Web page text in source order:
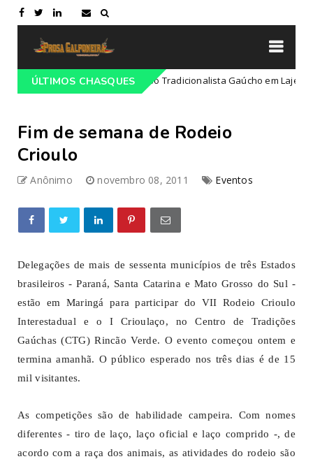
ÚLTIMOS CHASQUES
do 68º Congresso Tradicionalista Gaúcho em Lajeado-RS
Fim de semana de Rodeio
Crioulo
Anônimo novembro 08, 2011 Eventos
Delegações de mais de sessenta municípios de três Estados
brasileiros - Paraná, Santa Catarina e Mato Grosso do Sul -
estão em Maringá para participar do VII Rodeio Crioulo
Interestadual e o I Crioulaço, no Centro de Tradições
Gaúchas (CTG) Rincão Verde. O evento começou ontem e
termina amanhã. O público esperado nos três dias é de 15
mil visitantes.
As competições são de habilidade campeira. Com nomes
diferentes - tiro de laço, laço oficial e laço comprido -, de
acordo com a raça dos animais, as atividades do rodeio são